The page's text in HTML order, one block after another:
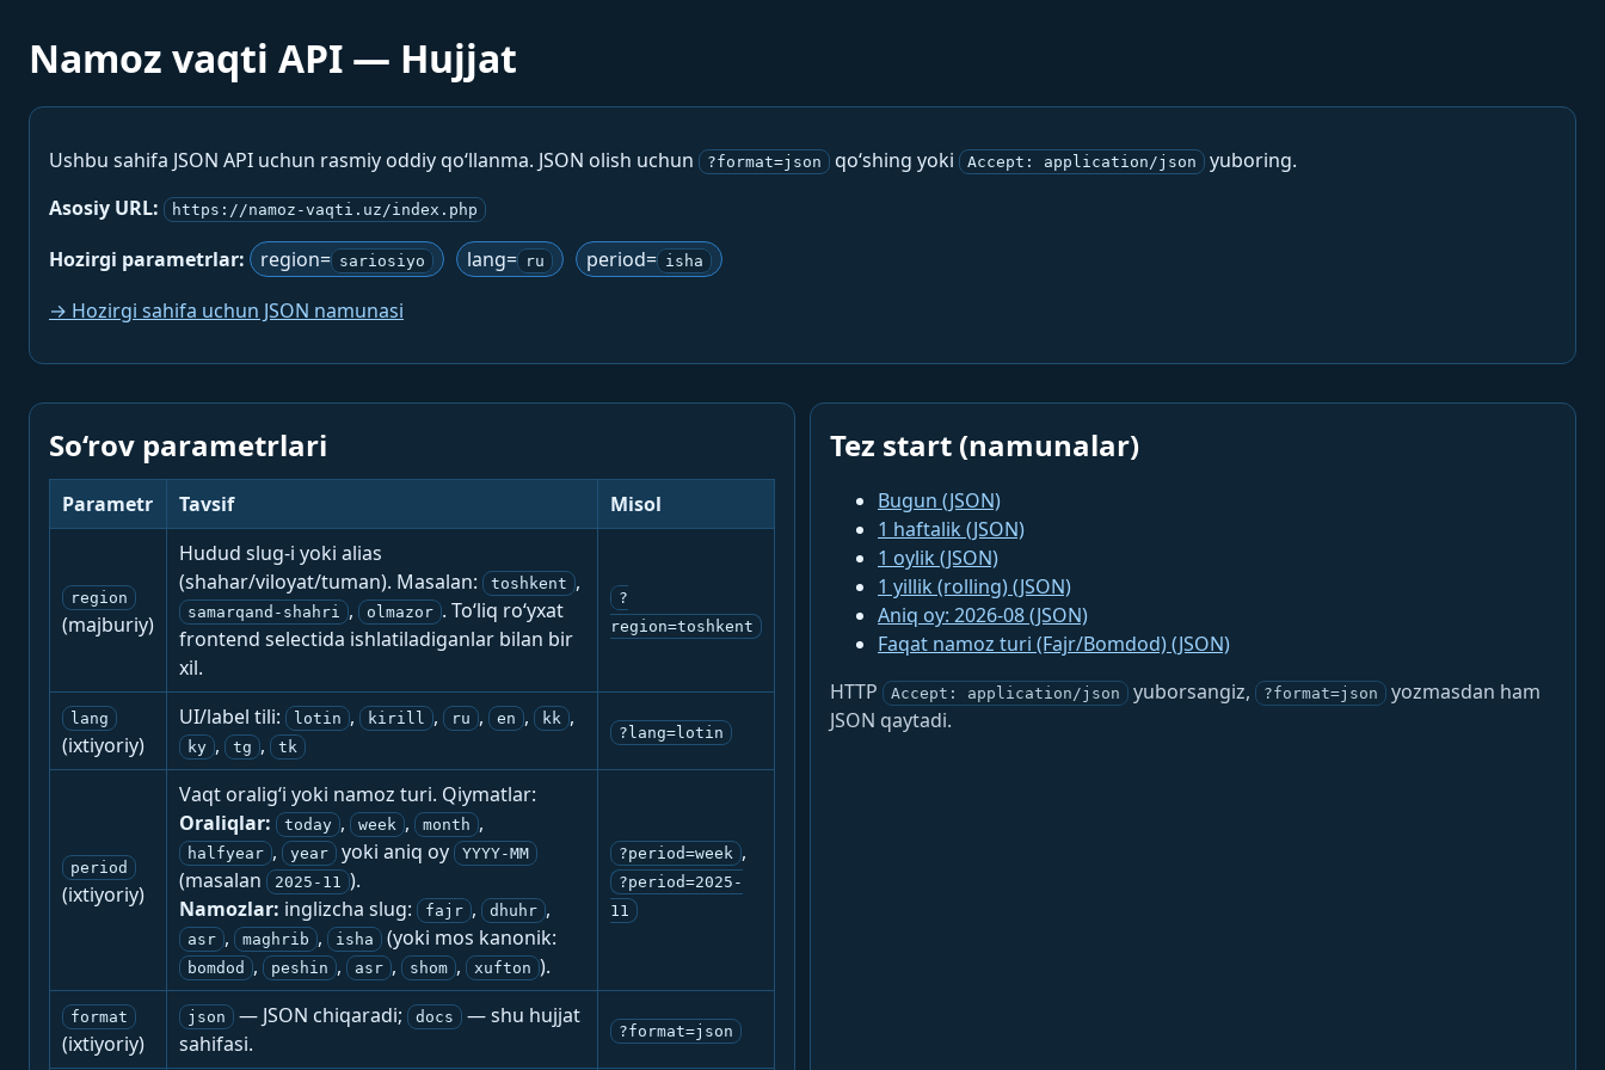
Namoz vaqti API — Hujjat
Ushbu sahifa JSON API uchun rasmiy oddiy qo‘llanma. JSON olish uchun ?format=json qo‘shing yoki Accept: application/json
yuboring.
Asosiy URL:
https://namoz-vaqti.uz/index.php
Hozirgi parametrlar: region= sariosiyo lang= ru period= isha
→ Hozirgi sahifa uchun JSON namunasi
So‘rov parametrlari
Parametr Tavsif Misol
region
(majburiy)
Hudud slug-i yoki alias
(shahar/viloyat/tuman). Masalan:
toshkent ,
samarqand-shahri , olmazor . To‘liq ro‘yxat
frontend selectida ishlatiladiganlar bilan bir
xil.
?
region=toshkent
lang
(ixtiyoriy)
UI/label tili: lotin , kirill , ru , en , kk ,
ky , tg , tk
?lang=lotin
period
(ixtiyoriy)
Vaqt oralig‘i yoki namoz turi. Qiymatlar:
Oraliqlar:
today , week , month ,
halfyear , year yoki aniq oy YYYY-MM
(masalan 2025-11 ).
Namozlar: inglizcha slug: fajr , dhuhr ,
asr , maghrib , isha (yoki mos kanonik:
bomdod , peshin , asr , shom , xufton ).
?period=week ,
?period=2025-
11
format
(ixtiyoriy)
json — JSON chiqaradi; docs
— shu hujjat
sahifasi.
?format=json
Tez start (namunalar)
Bugun (JSON)
1 haftalik (JSON)
1 oylik (JSON)
1 yillik (rolling) (JSON)
Aniq oy: 2026-08 (JSON)
Faqat namoz turi (Fajr/Bomdod) (JSON)
HTTP
Accept: application/json yuborsangiz, ?format=json
yozmasdan ham
JSON qaytadi.